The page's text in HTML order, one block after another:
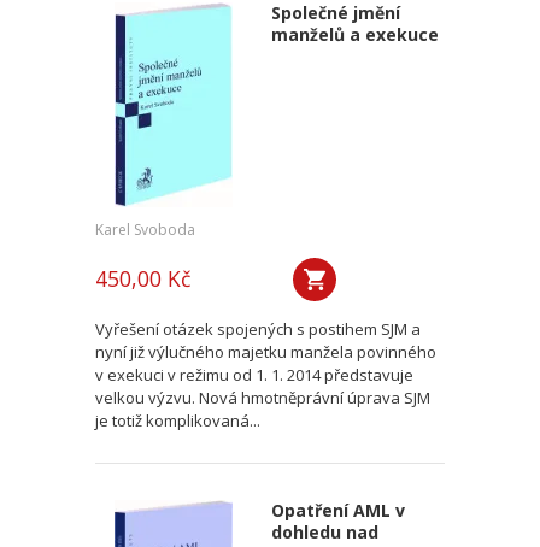
Společné jmění
manželů a exekuce
Karel Svoboda
450,00 Kč
Vyřešení otázek spojených s postihem SJM a
nyní již výlučného majetku manžela povinného
v exekuci v režimu od 1. 1. 2014 představuje
velkou výzvu. Nová hmotněprávní úprava SJM
je totiž komplikovaná...
Opatření AML v
dohledu nad